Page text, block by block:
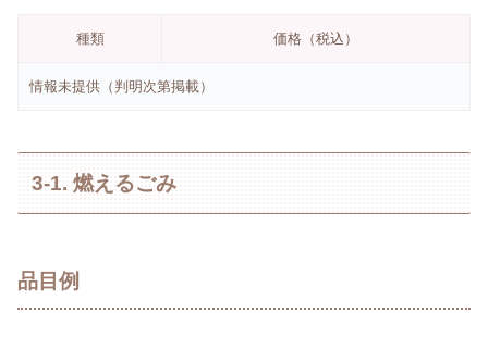
種類 価格（税込）
情報未提供（判明次第掲載）
3-1. 燃えるごみ
品目例